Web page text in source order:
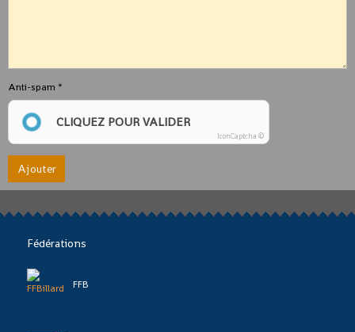
Anti-spam
CLIQUEZ POUR VALIDER
IconCaptcha ©
Ajouter
Fédérations
FFB